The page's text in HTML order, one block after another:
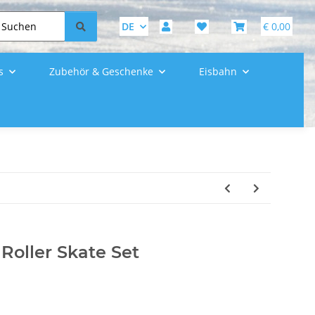
DE € 0,00
Zubehör & Geschenke Eisbahn
Skate Set